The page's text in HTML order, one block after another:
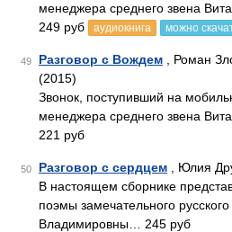
менеджера среднего звена
249 руб
аудиокнига можно
49 Разговор с Вождем , Роман
(2015)
Звонок, поступивший на
менеджера среднего звена
221 руб
50 Разговор с сердцем , Юлия
В настоящем сборнике
поэмы замечательного
Владимировны… 245 руб